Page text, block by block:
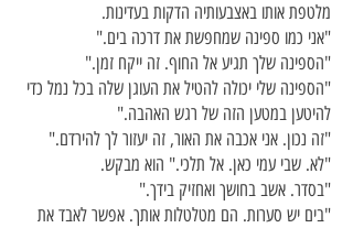
מלטפת אותו באצבעותיה הדקות בעדינות.
"אני כמו ספינה שמחפשת את דרכה בים."
"הספינה שלך תגיע אל החוף. זה ייקח זמן."
"הספינה שלי יכולה להטיל את העוגן שלה בכל נמל כדי
להיטען במטען הזה של רגש האהבה."
"זה נכון. אני אכבה את האור, זה יעזור לך להירדם."
"לא. שבי עמי כאן. אל תלכי." הוא מבקש.
"בסדר. אשב בחושך ואחזיק בידך."
"בים יש סערות. הם מטלטלות אותך. אפשר לאבד את